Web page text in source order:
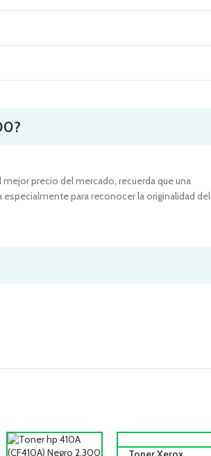
?
precio del mercado, recuerda que una
para reconocer la originalidad del